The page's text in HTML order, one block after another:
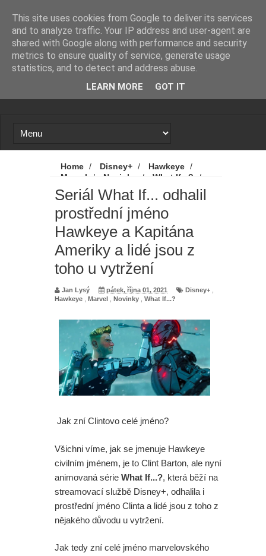
Proč se zase a znovu spekuluje o
návratu Zacka Snydera k DC?
X-Men: Novým Cyclopsem bude
hvězda Srdcerváčů
Holland promluvil od odvážné scéně
z filmu. A kdo byl nový přítel MJ?
Mumie 4: Vrátí se další tři postavy z
původních filmů
Avatar 4: James Cameron promluvil
o tom, jak to vypadá s budoucností
série
šéfu Marvelu je zaskočen tím, jak
skvěle se filmu vede
Spider-Man: Zbrusu nový den -
Paní Klausová řádí v traileru na
Šílenou noc 2. A upoutávka na
skvělý Star Wars projekt
Home / Disney+ / Hawkeye /
Marvel
/ Novinky / What If...?
/
Seriál What If... odhalil prostřední jméno
Hawkeye a Kapitána Ameriky a lidé jsou z
toho u vytržení
Seriál What If... odhalil
prostřední jméno
Hawkeye a Kapitána
Ameriky a lidé jsou z
toho u vytržení
Jan Lysý pátek, října 01, 2021 Disney+
Hawkeye
Marvel Novinky What If...?
Jak zní Clintovo celé jméno?
Všichni víme, jak se jmenuje Hawkeye
civilním jménem, je to Clint Barton, ale nyní
animovaná série What If...?, která běží na
streamovací službě Disney+, odhalila i
prostřední jméno Clinta a lidé jsou z toho z
nějakého důvodu u vytržení.
Jak tedy zní celé jméno marvelovského
This site uses cookies from Google to deliver its services
and to analyze traffic. Your IP address and user-agent are
shared with Google along with performance and security
metrics to ensure quality of service, generate usage
statistics, and to detect and address abuse.
LEARN MORE GOT IT